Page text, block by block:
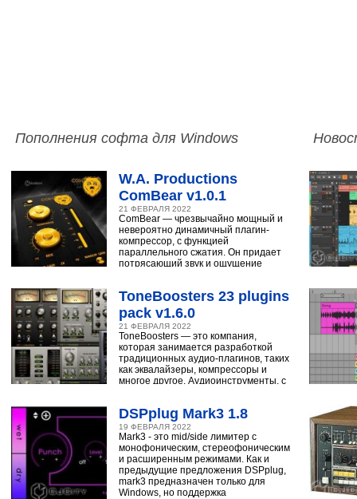
Пополнения софта для Windows
W.A. Productions
ComBear v1.0.1
21 ФЕВРАЛЯ 2022
ComBear — чрезвычайно мощный и
невероятно динамичный плагин-
компрессор, с функцией
параллельного сжатия. Он придает
потрясающий звук и ощущение
ToneBoosters 23 plugins
pack v1.6.0
21 ФЕВРАЛЯ 2022
ToneBoosters — это компания,
которая занимается разработкой
традиционных аудио-плагинов, таких
как эквалайзеры, компрессоры и
многое другое. Аудиоинструменты, с
DSPplug Mark3 1.8
19 ФЕВРАЛЯ 2022
Mark3 - это mid/side лимитер с
монофоническим, стереофоническим
и расширенным режимами. Как и
предыдущие предложения DSPplug,
mark3 предназначен только для
Windows, но поддержка